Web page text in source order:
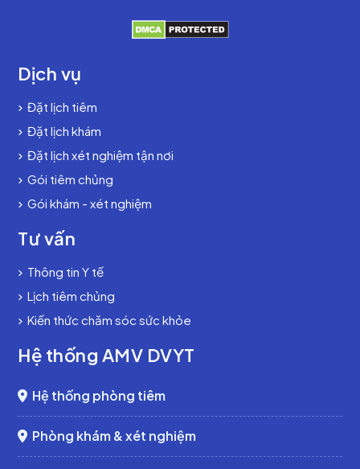
Dịch vụ
Đặt lịch tiêm
Đặt lịch khám
Đặt lịch xét nghiệm tận nơi
Gói tiêm chủng
Gói khám - xét nghiệm
Tư vấn
Thông tin Y tế
Lịch tiêm chủng
Kiến thức chăm sóc sức khỏe
Hệ thống AMV DVYT
Hệ thống phòng tiêm
Phòng khám & xét nghiệm